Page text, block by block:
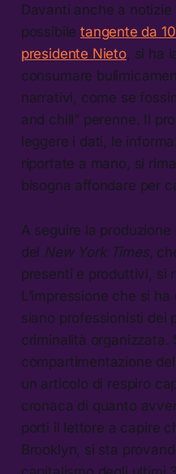
Davanti anche a
possibiletangente da
presidente Nieto, si ha
consumare
narrativi, come se
and chill” perenne. Il
leggere i dati, le
riportate a mano, si
bisogna affondare per
A seguire la
del New York Times,
presenti e produttivi, si
L’impressione che si
siano professionisti dei
criminalità organizzata.
compartimentazione
un articolo di respiro
cronaca di quanto
porti il lettore a capire
Brooklyn, si sta